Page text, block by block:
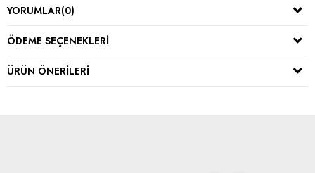
YORUMLAR(0)
ÖDEME SEÇENEKLERI
ÜRÜN ÖNERILERI